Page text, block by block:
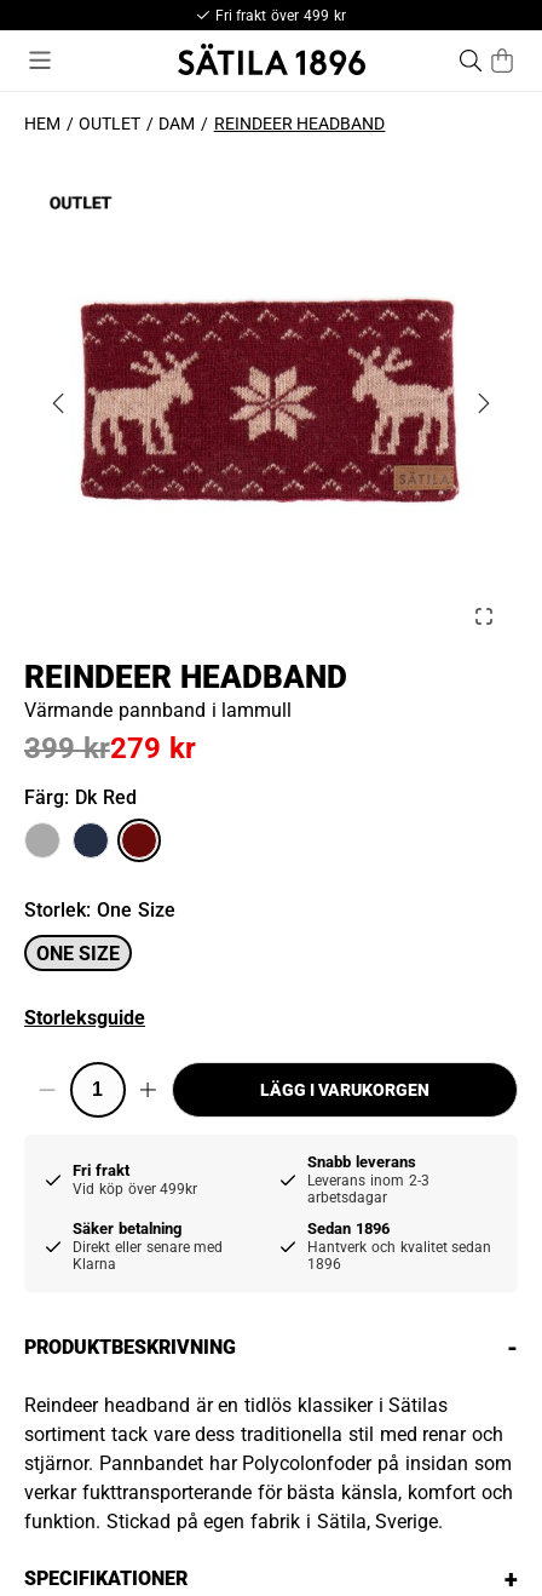
Fri frakt över 499 kr
HEM OUTLET DAM REINDEER HEADBAND
REINDEER HEADBAND
Värmande pannband i lammull
279 kr
399 kr
Färg: Dk Red
Storlek: One Size
ONE SIZE
Storleksguide
LÄGG I VARUKORGEN
Fri frakt
Vid köp över 499kr
Snabb leverans
Leverans inom 2-3
arbetsdagar
Säker betalning
Direkt eller senare med
Klarna
Sedan 1896
Hantverk och kvalitet sedan
1896
PRODUKTBESKRIVNING -
Reindeer headband är en tidlös klassiker i Sätilas
sortiment tack vare dess traditionella stil med renar och
stjärnor. Pannbandet har Polycolonfoder på insidan som
verkar fukttransporterande för bästa känsla, komfort och
funktion. Stickad på egen fabrik i Sätila, Sverige.
SPECIFIKATIONER +